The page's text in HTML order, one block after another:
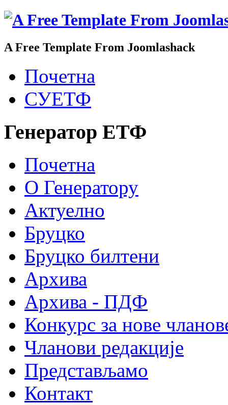
A Free Template From Joomlashack
Почетна
СУЕТФ
Генератор ЕТФ
Почетна
О Генератору
Актуелно
Бруцко
Бруцко билтени
Архива
Архива - ПДФ
Конкурс за нове
Чланови редакције
Представљамо
Контакт